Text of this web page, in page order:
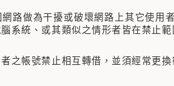
路做為干擾或破壞網路上其它使用
系統、或其類似之情形者皆在禁止範
之帳號禁止相互轉借，並須經常更換